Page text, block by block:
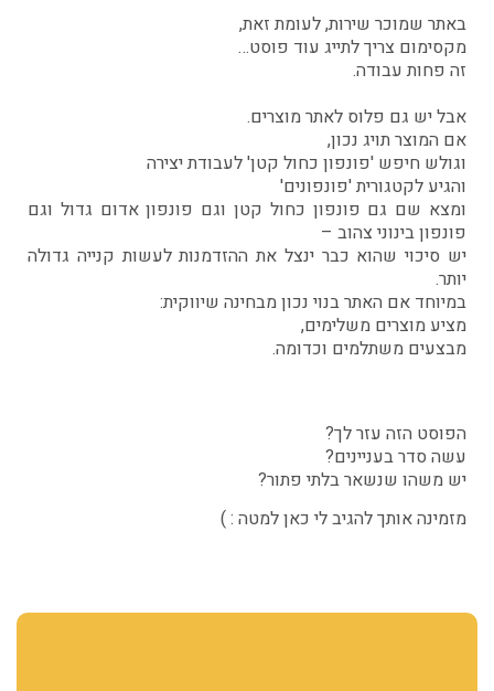
באתר שמוכר שירות, לעומת זאת,
מקסימום צריך לתייג עוד פוסט…
זה פחות עבודה.
אבל יש גם פלוס לאתר מוצרים.
אם המוצר תויג נכון,
וגולש חיפש 'פונפון כחול קטן' לעבודת יצירה
והגיע לקטגורית 'פונפונים'
ומצא שם גם פונפון כחול קטן וגם פונפון אדום גדול וגם
פונפון בינוני צהוב –
יש סיכוי שהוא כבר ינצל את ההזדמנות לעשות קנייה גדולה
יותר.
במיוחד אם האתר בנוי נכון מבחינה שיווקית:
מציע מוצרים משלימים,
מבצעים משתלמים וכדומה.
הפוסט הזה עזר לך?
עשה סדר בעניינים?
יש משהו שנשאר בלתי פתור?
מזמינה אותך להגיב לי כאן למטה : )